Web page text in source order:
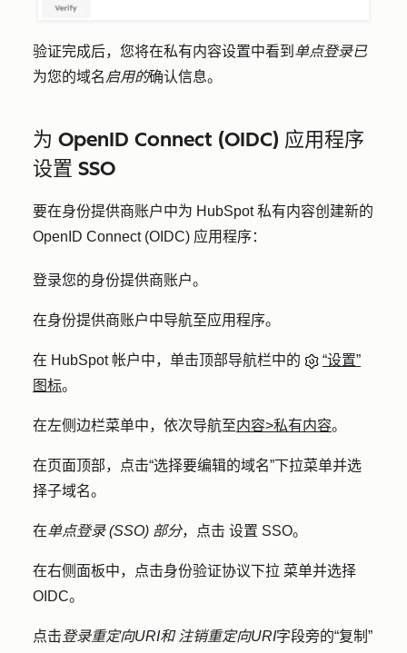
验证完成后，您将在私有内容设置中看到 单点登录已
为您的域名 启用的确认信息。
为 OpenID Connect (OIDC) 应用程序
设置 SSO
要在身份提供商账户中为 HubSpot 私有内容创建新的
OpenID Connect (OIDC) 应用程序：
登录您的身份提供商账户。
在身份提供商账户中导航至应用程序。
在 HubSpot 帐户中，单击顶部导航栏中的
“设置”
图标。
在左侧边栏菜单中，依次导航至内容>私有内容。
在页面顶部，点击“选择要编辑的域名”下拉菜单并选
择子域名。
在单点登录 (SSO) 部分，点击 设置 SSO。
在右侧面板中，点击身份验证协议下拉 菜单并选择
OIDC。
点击登录重定向URI和 注销重定向URI字段旁的“复制”